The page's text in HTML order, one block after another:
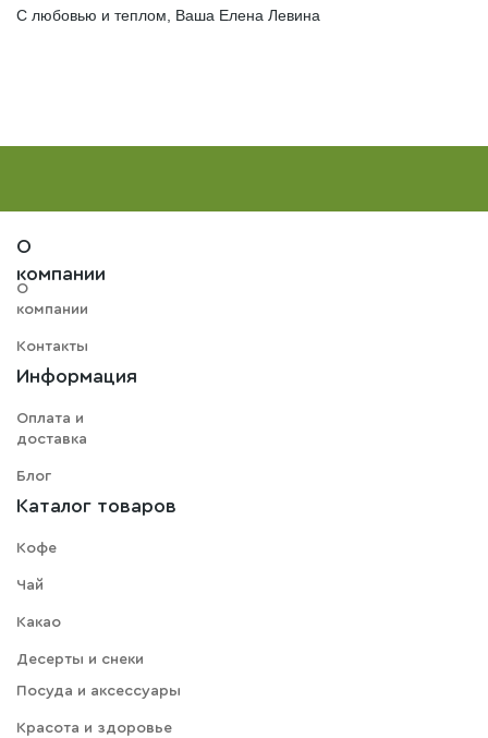
С любовью и теплом, Ваша Елена Левина
О
компании
Информация
О
компании
Контакты
Оплата и
доставка
Блог
Каталог товаров
Кофе
Чай
Какао
Десерты и снеки
Посуда и аксессуары
Красота и здоровье